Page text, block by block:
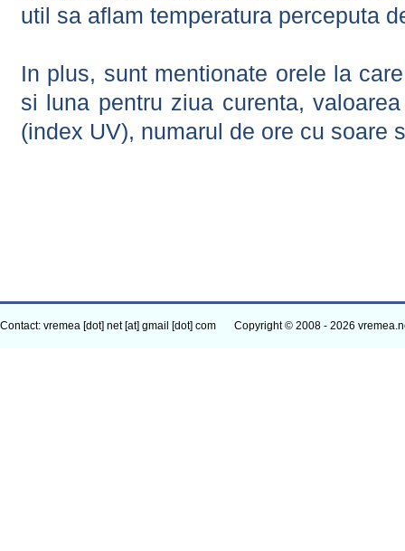
util sa aflam temperatura perceputa
In plus, sunt mentionate orele la
si luna pentru ziua curenta,
(index UV), numarul de ore cu soare
Contact: vremea [dot] net [at] gmail [dot] com Copyright © 2008 - 2026